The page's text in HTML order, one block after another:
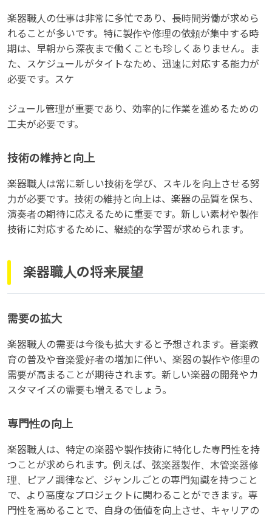
楽器職人の仕事は非常に多忙であり、長時間労働が求めら
れることが多いです。特に製作や修理の依頼が集中する時
期は、早朝から深夜まで働くことも珍しくありません。ま
た、スケジュールがタイトなため、迅速に対応する能力が
必要です。スケ
ジュール管理が重要であり、効率的に作業を進めるための
工夫が必要です。
技術の維持と向上
楽器職人は常に新しい技術を学び、スキルを向上させる努
力が必要です。技術の維持と向上は、楽器の品質を保ち、
演奏者の期待に応えるために重要です。新しい素材や製作
技術に対応するために、継続的な学習が求められます。
楽器職人の将来展望
需要の拡大
楽器職人の需要は今後も拡大すると予想されます。音楽教
育の普及や音楽愛好者の増加に伴い、楽器の製作や修理の
需要が高まることが期待されます。新しい楽器の開発やカ
スタマイズの需要も増えるでしょう。
専門性の向上
楽器職人は、特定の楽器や製作技術に特化した専門性を持
つことが求められます。例えば、弦楽器製作、木管楽器修
理、ピアノ調律など、ジャンルごとの専門知識を持つこと
で、より高度なプロジェクトに関わることができます。専
門性を高めることで、自身の価値を向上させ、キャリアの